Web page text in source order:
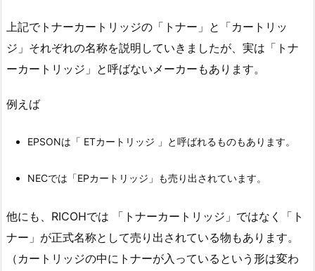
上記でトナーカートリッジの「トナー」と「カートリッ
ジ」それぞれの名称を説明していきましたが、実は「トナ
ーカートリッジ」と呼ばないメーカーもあります。
例えば
EPSONは「 ETカートリッジ 」と呼ばれるものもあります。
NECでは「EPカートリッジ」も売り出されています。
他にも、RICOHでは 「トナーカートリッジ」ではなく「ト
ナー」が正式名称として売り出されている物もあります。
（カートリッジの中にトナーが入っているという形は変わ